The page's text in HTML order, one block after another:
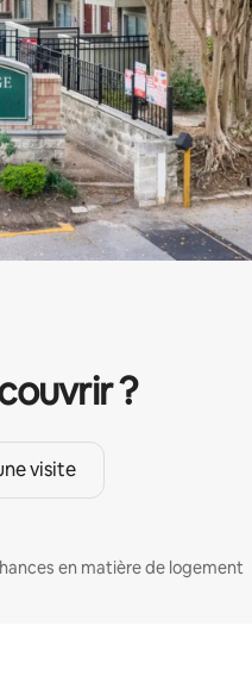
?
visite
en matière de logement